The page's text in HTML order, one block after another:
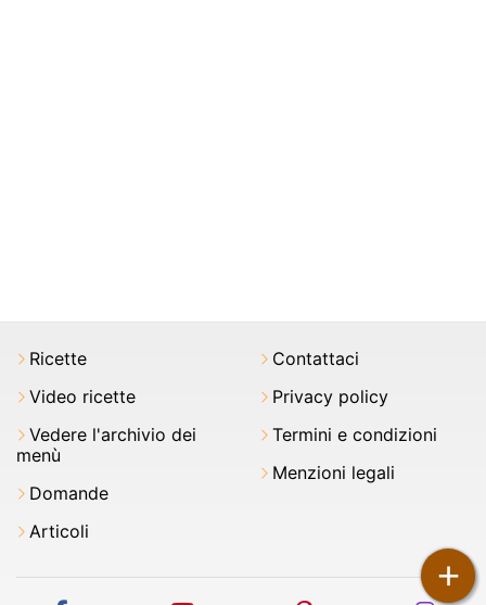
+
Ricette
Video ricette
Vedere l'archivio dei
menù
Domande
Articoli
Contattaci
Privacy policy
Termini e condizioni
Menzioni legali